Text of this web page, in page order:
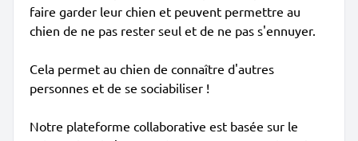
faire garder leur chien et peuvent permettre au
chien de ne pas rester seul et de ne pas s'ennuyer.
Cela permet au chien de connaître d'autres
personnes et de se sociabiliser !
Notre plateforme collaborative est basée sur le